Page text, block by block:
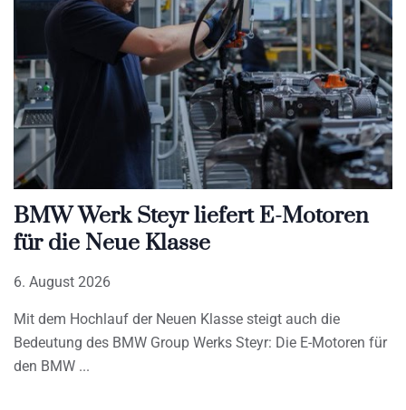
BMW Werk Steyr liefert E-Motoren
für die Neue Klasse
6. August 2026
Mit dem Hochlauf der Neuen Klasse steigt auch die
Bedeutung des BMW Group Werks Steyr: Die E-Motoren für
den BMW